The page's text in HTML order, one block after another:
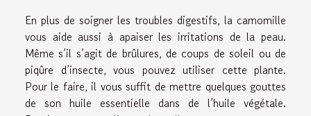
En plus de soigner les troubles digestifs, la camomille
vous aide aussi à apaiser les irritations de la peau.
Même s’il s’agit de brûlures, de coups de soleil ou de
piqûre d’insecte, vous pouvez utiliser cette plante.
Pour le faire, il vous suffit de mettre quelques gouttes
de son huile essentielle dans de l’huile végétale.